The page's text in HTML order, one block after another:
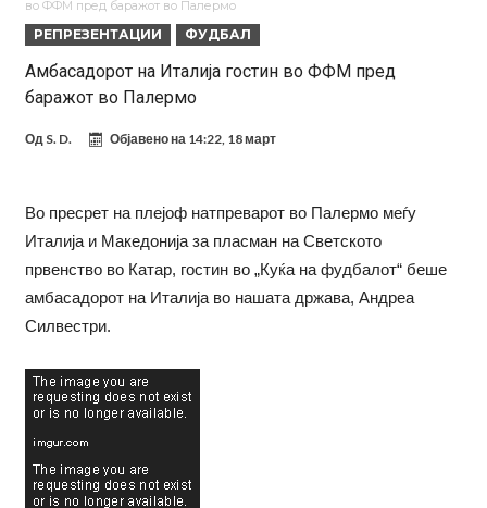
на Меси
Мурињо воведува строга дисциплина во Реал Мадрид: Ова се
трите нови правила за успех
Целосна војна: Барса го растура најважниот летен трансфер на
Атлетико?!
Инфантино имал љубовница: Испливаа скандалозни
информации, добивала пари од УЕФА
Ромеро се согласи на условите со Атлетико
Мурињо воведува строга дисциплина во Реал Мадрид: Ова се
трите нови правила
Неочекувана „бомба“ од Англија: Ливерпул се засили од
во ФФМ пред баражот во Палермо
РЕПРЕЗЕНТАЦИИ ФУДБАЛ
Амбасадорот на Италија гостин во ФФМ пред
баражот во Палермо
Од S. D. Објавено на 14:22, 18 март
Во пресрет на плејоф натпреварот во Палермо меѓу
Италија и Македонија за пласман на Светското
првенство во Катар, гостин во „Куќа на фудбалот“ беше
амбасадорот на Италија во нашата држава, Андреа
Силвестри.